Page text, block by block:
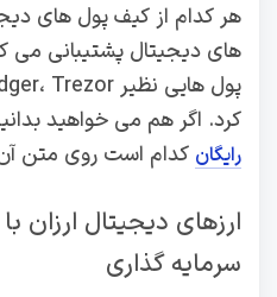
هر کدام از کیف پول های
های دیجیتال پشتیبانی می
کرد. اگر هم می خواهید
رایگان کدام است روی متن
ارزهای دیجیتال ارزان
سرمایه‌ گذاری